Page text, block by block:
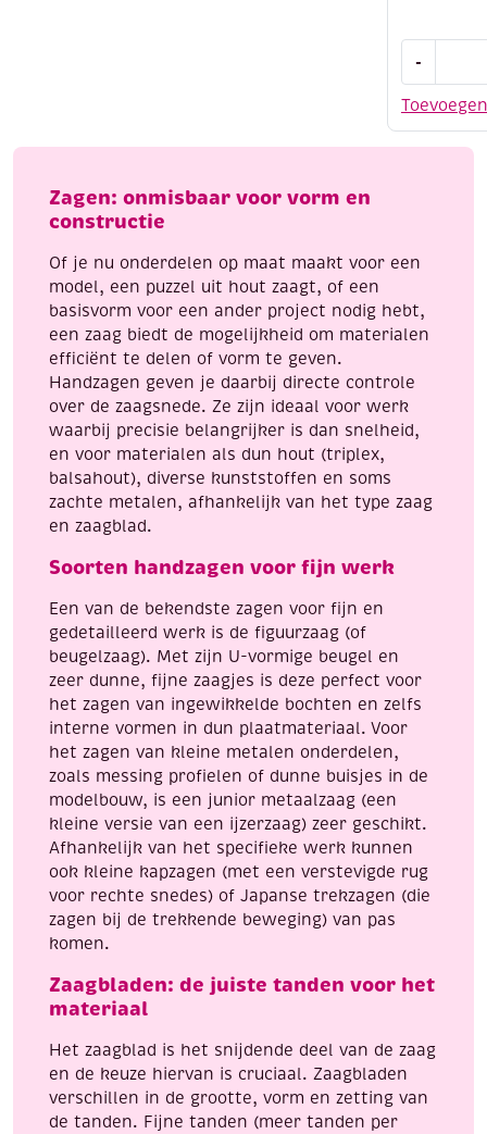
Toevoegen
-
voor
150mm
Zagen: onmisbaar voor vorm en
constructie
Of je nu onderdelen op maat maakt voor een
model, een puzzel uit hout zaagt, of een
basisvorm voor een ander project nodig hebt,
een zaag biedt de mogelijkheid om materialen
efficiënt te delen of vorm te geven.
Handzagen geven je daarbij directe controle
over de zaagsnede. Ze zijn ideaal voor werk
waarbij precisie belangrijker is dan snelheid,
en voor materialen als dun hout (triplex,
balsahout), diverse kunststoffen en soms
zachte metalen, afhankelijk van het type zaag
en zaagblad.
Soorten handzagen voor fijn werk
Een van de bekendste zagen voor fijn en
gedetailleerd werk is de figuurzaag (of
beugelzaag). Met zijn U-vormige beugel en
zeer dunne, fijne zaagjes is deze perfect voor
het zagen van ingewikkelde bochten en zelfs
interne vormen in dun plaatmateriaal. Voor
het zagen van kleine metalen onderdelen,
zoals messing profielen of dunne buisjes in de
modelbouw, is een junior metaalzaag (een
kleine versie van een ijzerzaag) zeer geschikt.
Afhankelijk van het specifieke werk kunnen
ook kleine kapzagen (met een verstevigde rug
voor rechte snedes) of Japanse trekzagen (die
zagen bij de trekkende beweging) van pas
komen.
Zaagbladen: de juiste tanden voor het
materiaal
Het zaagblad is het snijdende deel van de zaag
en de keuze hiervan is cruciaal. Zaagbladen
verschillen in de grootte, vorm en zetting van
de tanden. Fijne tanden (meer tanden per